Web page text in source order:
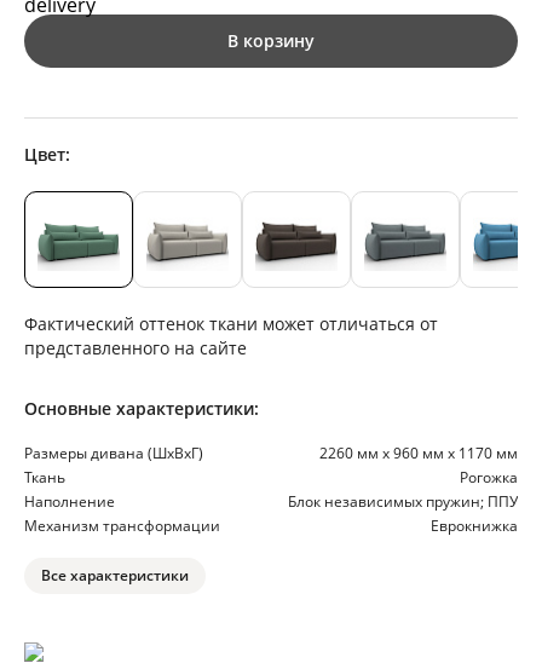
В корзину
Цвет:
Фактический оттенок ткани может отличаться от
представленного на сайте
Основные характеристики:
Размеры дивана (ШхВхГ)
2260 мм х 960 мм х 1170 мм
Ткань
Рогожка
Наполнение
Блок независимых пружин; ППУ
Механизм трансформации
Еврокнижка
Все характеристики